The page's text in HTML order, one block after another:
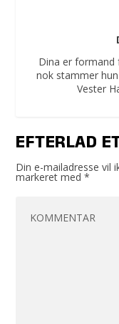
Dina er formand
nok stammer
Vester
EFTERLAD
Din e-mailadresse vil
markeret med*